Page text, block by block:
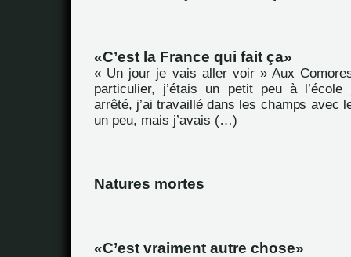
C’est la France qui fait ça
« Un jour je vais aller voir » Aux
particulier, j’étais un petit peu à l’école
arrêté, j’ai travaillé dans les champs avec
un peu, mais j’avais (…)
Natures mortes
C’est vraiment autre chose